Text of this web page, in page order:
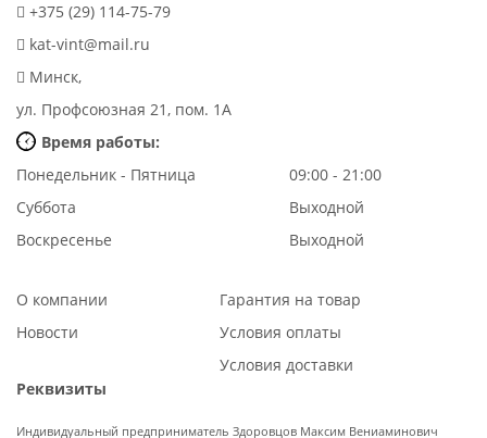
+375 (29) 114-75-79
kat-vint@mail.ru
Минск,
ул. Профсоюзная 21, пом. 1А
Время работы:
Понедельник - Пятница
09:00 - 21:00
Суббота
Выходной
Воскресенье
Выходной
О компании
Новости
Гарантия на товар
Условия оплаты
Условия доставки
Реквизиты
Индивидуальный предприниматель Здоровцов Максим Вениаминович